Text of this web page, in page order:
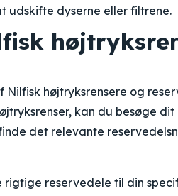
dyserne eller filtrene.
højtryksrensere og
kan du besøge
det relevante
reservedele til din